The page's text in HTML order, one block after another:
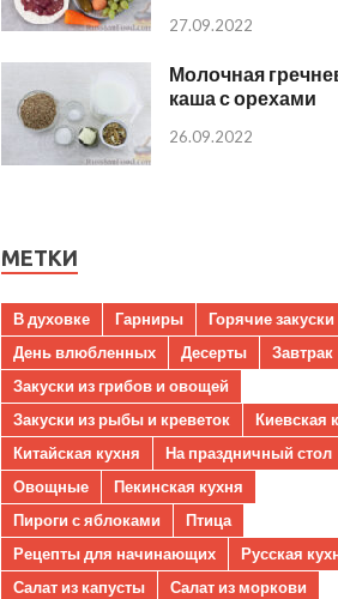
27.09.2022
Молочная
каша с орехами
26.09.2022
МЕТКИ
В духовке Гарниры
Горячие закуски
День влюбленных
Десерты
Завтрак
Закуски из грибов и овощей
Закуски из рыбы и креветок
Киевская
Китайская кухня
На праздничный стол
Овощные
Пекинская кухня
Пироги с яблоками
Птица
Рецепты для начинающих
Русская
Салат из капусты
Салат из моркови